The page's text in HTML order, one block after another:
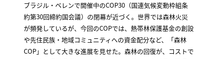
ブラジル・ベレンで開催中のCOP30（国連気候変動枠組条
約第30回締約国会議）の閉幕が近づく。世界では森林火災
が頻発しているが、今回のCOPでは、熱帯林保護基金の創設
や先住民族・地域コミュニティへの資金配分など、「森林
COP」として大きな進展を見せた。森林の回復が、コストで